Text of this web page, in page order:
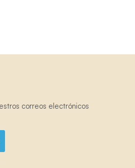
correos electrónicos